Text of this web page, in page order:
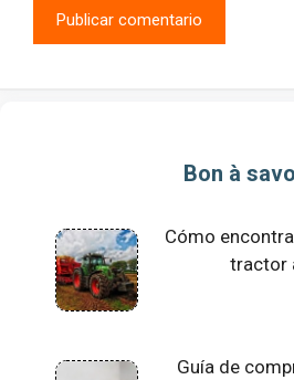
Bon à
Cómo
tractor
Guía de